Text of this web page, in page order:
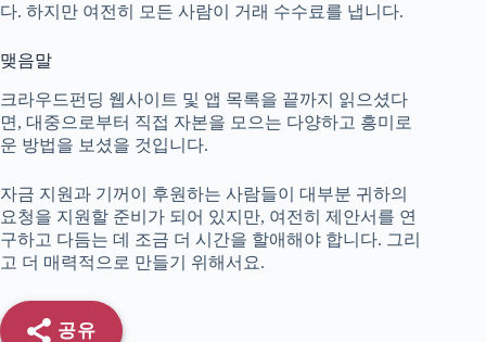
다. 하지만 여전히 모든 사람이 거래 수수료를 냅니다.
맺음말
크라우드펀딩 웹사이트 및 앱 목록을 끝까지 읽으셨다
면, 대중으로부터 직접 자본을 모으는 다양하고 흥미로
운 방법을 보셨을 것입니다.
자금 지원과 기꺼이 후원하는 사람들이 대부분 귀하의
요청을 지원할 준비가 되어 있지만, 여전히 제안서를 연
구하고 다듬는 데 조금 더 시간을 할애해야 합니다. 그리
고 더 매력적으로 만들기 위해서요.
공유